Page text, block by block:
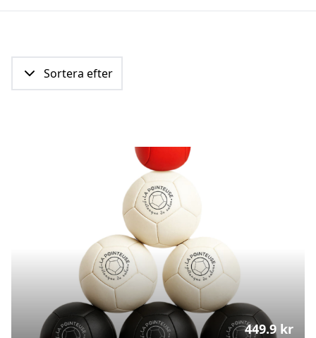
Sortera efter
449.9 kr